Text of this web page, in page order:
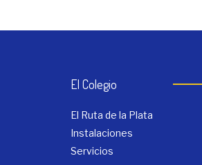
El Colegio
El Ruta de la Plata
Instalaciones
Servicios